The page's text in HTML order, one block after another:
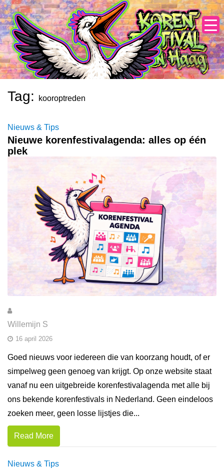
Skip
to
content
Tag: kooroptreden
Nieuws & Tips
Nieuwe korenfestivalagenda: alles op één
plek
Willemijn S
16 april 2026
Goed nieuws voor iedereen die van koorzang houdt, of er
simpelweg geen genoeg van krijgt. Op onze website staat
vanaf nu een uitgebreide korenfestivalagenda met alle bij
ons bekende korenfestivals in Nederland. Geen eindeloos
zoeken meer, geen losse lijstjes die...
Read More
Nieuws & Tips